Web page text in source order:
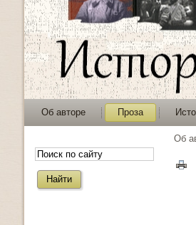
Об авторе Проза
Об